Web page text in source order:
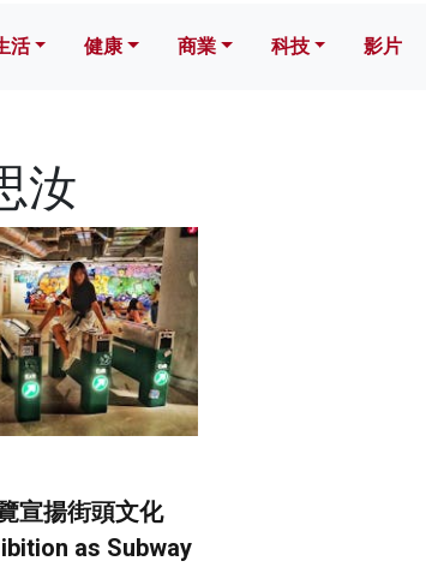
活 健康 商業 科技 影片
汝
宣揚街頭文化
as Subway